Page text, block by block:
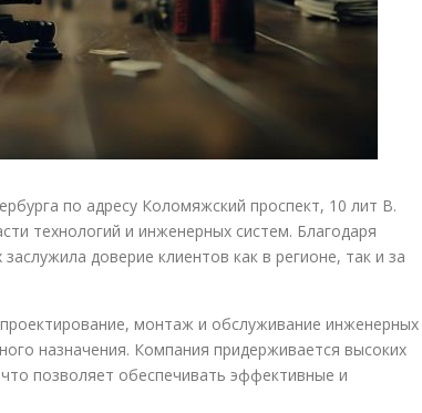
по адресу Коломяжский проспект, 10 лит В.
технологий и инженерных систем. Благодаря
доверие клиентов как в регионе, так и за
монтаж и обслуживание инженерных
назначения. Компания придерживается высоких
позволяет обеспечивать эффективные и